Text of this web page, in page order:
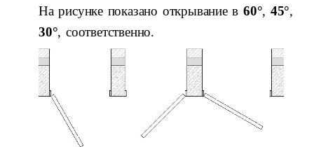
На рисунке показано открывание в 60°, 45°,
30°, соответственно.